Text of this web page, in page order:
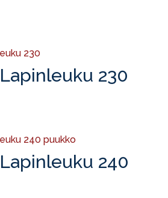
230
240